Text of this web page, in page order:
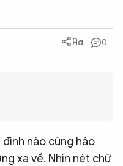
0
nào cũng háo
xa về. Nhìn nét chữ